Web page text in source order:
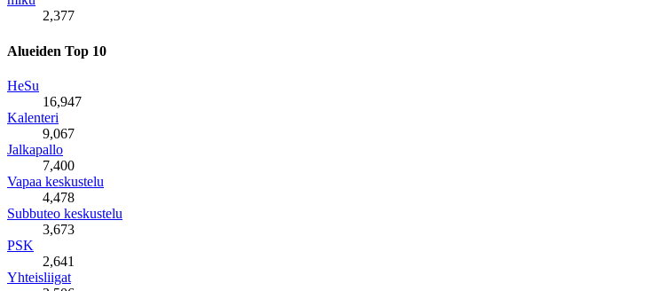
2,377
Alueiden Top 10
HeSu
16,947
Kalenteri
9,067
Jalkapallo
7,400
Vapaa keskustelu
4,478
Subbuteo keskustelu
3,673
PSK
2,641
Yhteisliigat